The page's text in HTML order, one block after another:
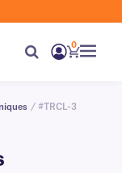
0
/ #TRCL-3